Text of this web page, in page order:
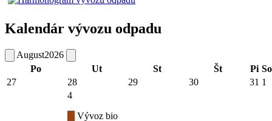
Kalendár vývozu odpadu
August2026
Po
Ut St Št Pi So
27
28 29 30 31 1
4
Vývoz bio